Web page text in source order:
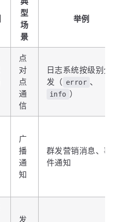
型
场
景
举例
点
对
点
通
信
日志系统按级别分
发（ error 、
info ）
广
播
通
知
群发营销消息、事
件通知
发